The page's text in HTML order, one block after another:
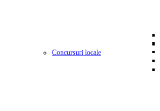
Concursuri locale